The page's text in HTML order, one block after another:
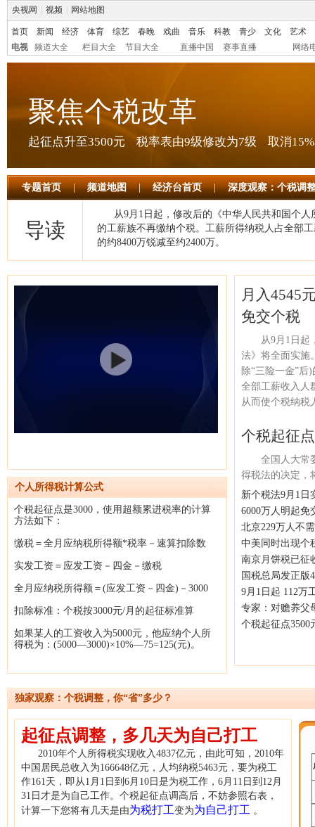
央视网 视频 网站地图
首页 新闻 经济 体育 综艺 春晚 戏曲 音乐 科教 青少 文化
艺术
电视
频道大全 栏目大全 节目大全 直播中国 赛事直播 网络
聚焦个税改革
起征点升至3500元 税率表由9级修改为7级 取消15%
专题首页 | 频道地图 | 经济台首页 | 深度观察：个税调
导读
从9月1日起，修改后的《中华人民共和国个
的工薪族不再缴纳个税。工薪所得纳税人占全部
的约8400万锐减至约2400万。
个人所得税计算公式
个税起征点是3000，使用超额累进税率的计算
方法如下：
缴税＝全月应纳税所得额*税率－速算扣除数
实发工资＝应发工资－四金－缴税
全月应纳税所得额＝(应发工资－四金)－3000
扣除标准：个税按3000元/月的起征标准算
如果某人的工资收入为5000元，他应纳个人所
得税为：(5000—3000)×10%—75=125(元)。
月入4545
免交个税
从9月1日起
法》将全面实施
除“三险一金”后
全部工薪收入人
从而使个税纳税
个税起征
全国人大常
得税法的决定，
新个税法9月1日
6000万人明起免
北京229万人不
中美同时出现个
南京月饼税已征
国税总局发正版
9月1日起 112万
专家：对赡养父
个税起征点3500
独家观察：个税调整，你“省”多少？
起征点调整，多几天为自己打工
2010年个人所得税实现收入4837亿元，由此可知，2010年
中国居民总收入为166648亿元，人均纳税5463元，要为税工
作161天，即从1月1日到6月10日是为税工作，6月11日到12月
31日才是为自己工作。个税起征点调高后，不妨参照右表，
计算一下您将有几天是由为税打工变为为自己打工 。